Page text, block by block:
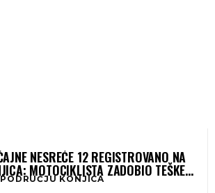
NESREĆE 12 REGISTROVANO NA
MOTOCIKLISTA ZADOBIO TEŠKE
KONJICA